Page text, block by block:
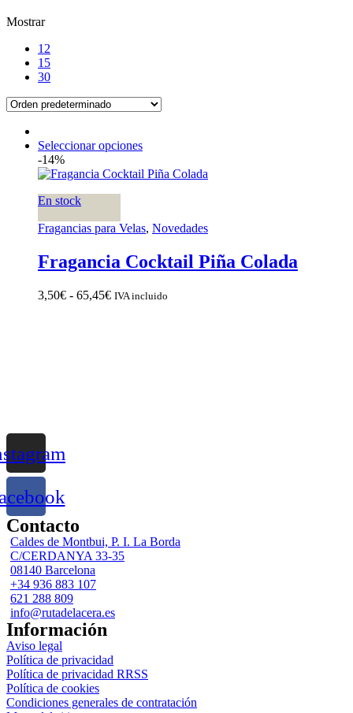
Mostrar
12
15
30
Seleccionar opciones
-14%
En stock
Fragancias para Velas, Novedades
Fragancia Cocktail Piña Colada
3,50€ - 65,45€Rango
IVA incluido
Contacto
Caldes de Montbui, P. I. La Borda
C/CERDANYA 33-35
08140 Barcelona
+34 936 883 107
621 288 809
info@rutadelacera.es
Información
Aviso legal
Política de privacidad
Política de privacidad RRSS
Política de cookies
Condiciones generales de contratación